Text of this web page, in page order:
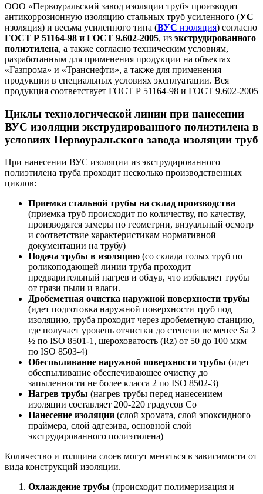
ООО «Первоуральский завод изоляции труб» производит
антикоррозионную изоляцию стальных труб усиленного (УС
изоляция) и весьма усиленного типа (ВУС изоляция) согласно
ГОСТ Р 51164-98 и ГОСТ 9.602-2005, из экструдированного
полиэтилена, а также согласно техническим условиям,
разработанным для применения продукции на объектах
«Газпрома» и «Транснефти», а также для применения
продукции в специальных условиях эксплуатации. Вся
продукция соответствует ГОСТ Р 51164-98 и ГОСТ 9.602-2005
Циклы технологической линии при нанесении
ВУС изоляции экструдированного полиэтилена в
условиях Первоуральского завода изоляции труб
При нанесении ВУС изоляции из экструдированного
полиэтилена труба проходит несколько производственных
циклов:
Приемка стальной трубы на склад производства
(приемка труб происходит по количеству, по качеству,
производятся замеры по геометрии, визуальный осмотр
и соответствие характеристикам нормативной
документации на трубу)
Подача трубы в изоляцию (со склада голых труб по
роликоподающей линии труба проходит
предварительный нагрев и обдув, что избавляет трубы
от грязи пыли и влаги.
Дробеметная очистка наружной поверхности трубы
(идет подготовка наружной поверхности труб под
изоляцию, труба проходит через дробеметную станцию,
где получает уровень отчистки до степени не менее Sa 2
½ по ISO 8501-1, шероховатость (Rz) от 50 до 100 мкм
по ISO 8503-4)
Обеспыливание наружной поверхности трубы (идет
обеспыливание обеспечивающее очистку до
запыленности не более класса 2 по ISO 8502-3)
Нагрев трубы (нагрев трубы перед нанесением
изоляции составляет 200-220 градусов Со
Нанесение изоляции (слой хромата, слой эпоксидного
праймера, слой адгезива, основной слой
экструдированного полиэтилена)
Количество и толщина слоев могут меняться в зависимости от
вида конструкций изоляции.
Охлаждение трубы (происходит полимеризация и